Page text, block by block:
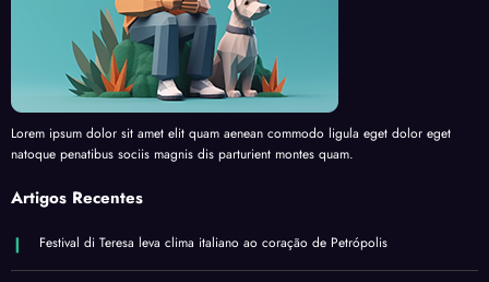
Lorem ipsum dolor sit amet elit quam aenean commodo ligula eget dolor eget
natoque penatibus sociis magnis dis parturient montes quam.
Artigos Recentes
Festival di Teresa leva clima italiano ao coração de Petrópolis